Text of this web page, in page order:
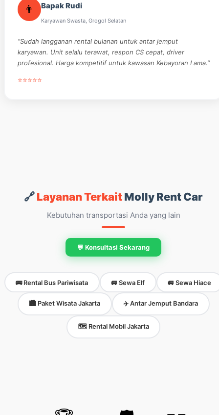
👨 Bapak Rudi
Karyawan Swasta, Grogol Selatan
“Sudah langganan rental bulanan untuk antar jemput
karyawan. Unit selalu terawat, respon CS cepat, driver
profesional. Harga kompetitif untuk kawasan Kebayoran Lama.”
⭐⭐⭐⭐⭐
🔗Layanan TerkaitMolly Rent Car
Kebutuhan transportasi Anda yang lain
💬 Konsultasi Sekarang
🚌 Rental Bus Pariwisata 🚐 Sewa Elf 🚐 Sewa Hiace
🏙️ Paket Wisata Jakarta ✈️ Antar Jemput Bandara
🗺️ Rental Mobil Jakarta